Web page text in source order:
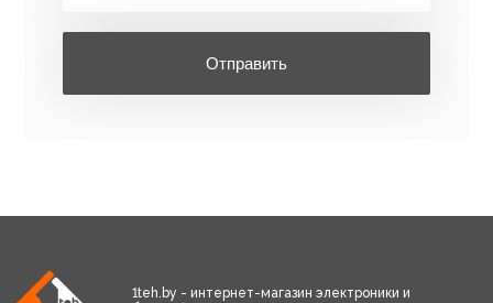
Отправить
1teh.by - интернет-магазин электроники и